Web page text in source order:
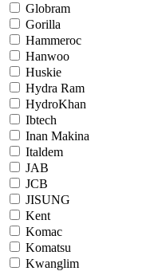
Globram
Gorilla
Hammeroc
Hanwoo
Huskie
Hydra Ram
HydroKhan
Ibtech
Inan Makina
Italdem
JAB
JCB
JISUNG
Kent
Komac
Komatsu
Kwanglim